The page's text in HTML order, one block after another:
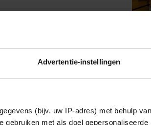
Advertentie-instellingen
(bijv. uw IP-adres) met behulp
met als doel